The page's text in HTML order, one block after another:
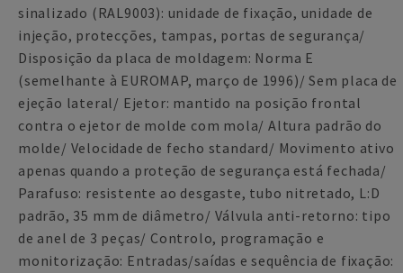
sinalizado (RAL9003): unidade de fixação, unidade de
injeção, protecções, tampas, portas de segurança/
Disposição da placa de moldagem: Norma E
(semelhante à EUROMAP, março de 1996)/ Sem placa de
ejeção lateral/ Ejetor: mantido na posição frontal
contra o ejetor de molde com mola/ Altura padrão do
molde/ Velocidade de fecho standard/ Movimento ativo
apenas quando a proteção de segurança está fechada/
Parafuso: resistente ao desgaste, tubo nitretado, L:D
padrão, 35 mm de diâmetro/ Válvula anti-retorno: tipo
de anel de 3 peças/ Controlo, programação e
monitorização: Entradas/saídas e sequência de fixação: